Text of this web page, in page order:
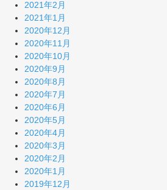
2021年2月
2021年1月
2020年12月
2020年11月
2020年10月
2020年9月
2020年8月
2020年7月
2020年6月
2020年5月
2020年4月
2020年3月
2020年2月
2020年1月
2019年12月